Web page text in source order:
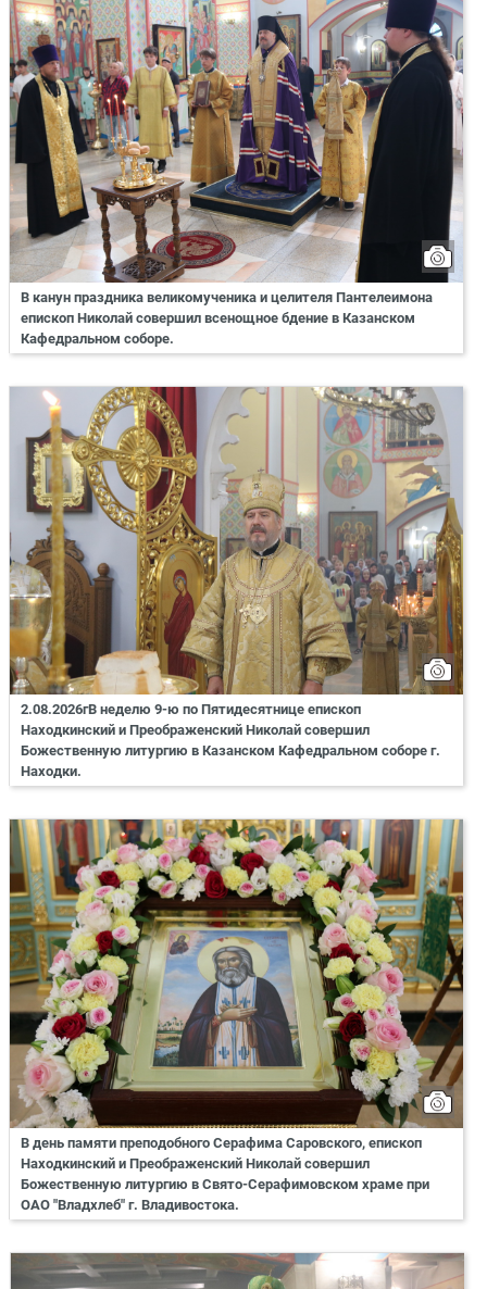
В канун праздника великомученика и целителя Пантелеимона
епископ Николай совершил всенощное бдение в Казанском
Кафедральном соборе.
2.08.2026гВ неделю 9-ю по Пятидесятнице епископ
Находкинский и Преображенский Николай совершил
Божественную литургию в Казанском Кафедральном соборе г.
Находки.
В день памяти преподобного Серафима Саровского, епископ
Находкинский и Преображенский Николай совершил
Божественную литургию в Свято-Серафимовском храме при
ОАО "Владхлеб" г. Владивостока.